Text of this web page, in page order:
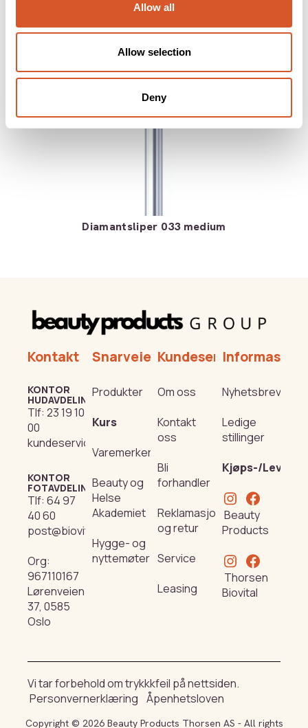
Allow all
Allow selection
Deny
Diamantsliper 033 medium
Kontakt
KONTOR
HUDAVDELING
Tlf: 23 19 10
00
kundeservice@beautyproducts.no
KONTOR
FOTAVDELING
Tlf: 64 97
40 60
post@biovital.no
Org:
967110167
Lørenveien
37, 0585
Oslo
Snarveier
Produkter
Kurs
Varemerker
Beauty og
Helse
Akademiet
Hygge- og
nyttemøter
Kundeservice
Om oss
Kontakt
oss
Bli
forhandler
Reklamasjon
og retur
Service
Leasing
Informasjon
Nyhetsbrev
Ledige
stillinger
Kjøps-/
Beauty
Products
Thorsen
Biovital
Vi tar forbehold om trykkkfeil på nettsiden.
Personvernerklæring Åpenhetsloven
Copyright © 2026 Beauty Products Thorsen AS - All rights